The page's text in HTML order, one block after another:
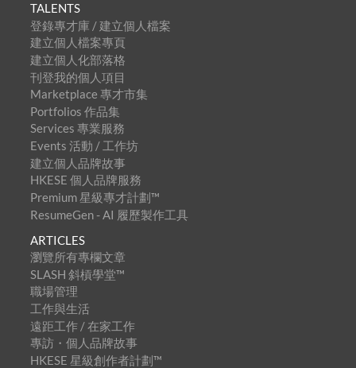
TALENTS
登錄專才庫 / 建立個人檔案
建立個人檔案專頁
建立個人化部落格
刊登我的個人項目
Marketplace 專才市集
Portfolios 作品集
Services 專業服務
Events 活動 / 工作坊
建立個人品牌故事
HKESE 個人品牌服務
Premium 星級專才計劃™
ResumeGen - AI 履歷製作工具
ARTICLES
瀏覽所有專欄文章
SLASH 斜槓學堂™
職場管理
工作與生活
遠距工作 / 在家工作
專訪・個人品牌故事
HKESE 星級創作者計劃™